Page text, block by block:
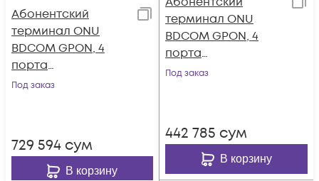
Абонентский
терминал ONU
BDCOM GPON, 4
порта
10/100/1000Base-T, 2
Под заказ
729 594 сум
В корзину
терминал ONU
BDCOM GPON, 4
порта
10/100/1000Base-T, 2
Под заказ
442 785 сум
В корзину